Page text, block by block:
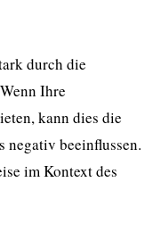
durch die
Ihre
kann dies die
negativ beeinflussen.
im Kontext des